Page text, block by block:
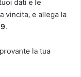
dati e le
vincita, e allega la
.
la tua